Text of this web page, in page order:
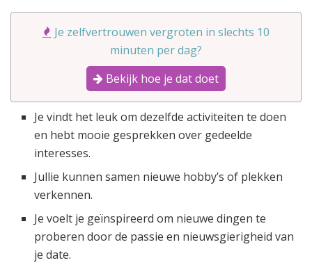
Je zelfvertrouwen vergroten in slechts 10
minuten per dag?
Bekijk hoe je dat doet
Je vindt het leuk om dezelfde activiteiten te doen
en hebt mooie gesprekken over gedeelde
interesses.
Jullie kunnen samen nieuwe hobby’s of plekken
verkennen.
Je voelt je geïnspireerd om nieuwe dingen te
proberen door de passie en nieuwsgierigheid van
je date.